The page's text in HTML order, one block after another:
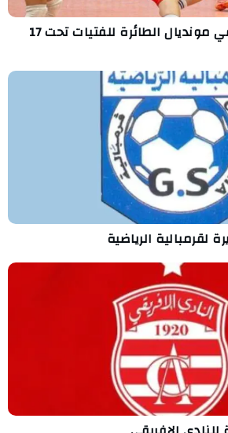
هزيمة ثانية لتونس في مونديال الطائرة للفتيات تحت 17
لقرمبالية الرياضية